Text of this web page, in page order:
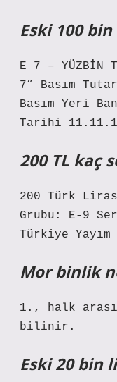
Eski 100
E 7 – YÜZBİN
7” Basım
Basım Yeri
Tarihi
200 TL kaç
200 Türk
Grubu: E-9
Türkiye
Mor binlik
1., halk
bilinir.
Eski 20 bin